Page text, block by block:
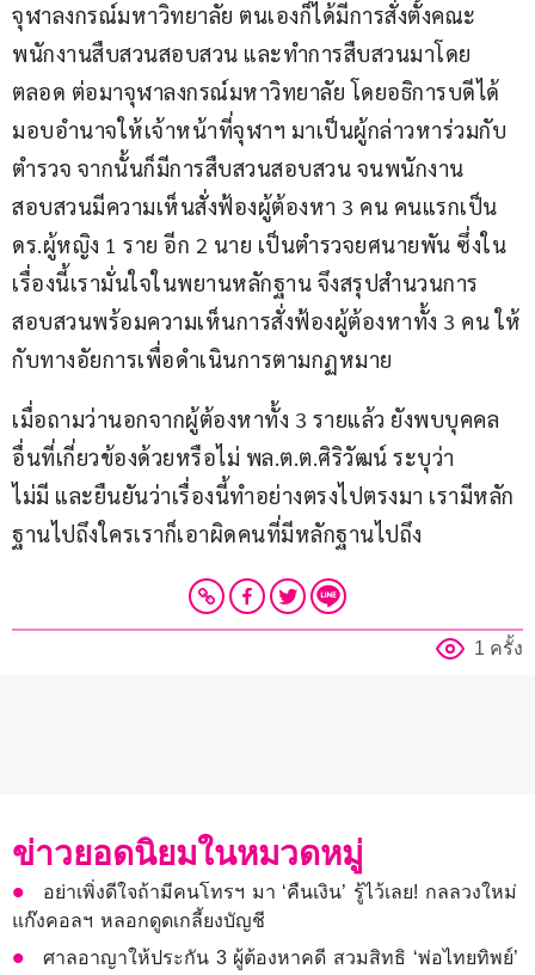
จุฬาลงกรณ์มหาวิทยาลัย ตนเองก็ได้มีการสั่งตั้งคณะ
พนักงานสืบสวนสอบสวน และทำการสืบสวนมาโดย
ตลอด ต่อมาจุฬาลงกรณ์มหาวิทยาลัย โดยอธิการบดีได้
มอบอำนาจให้เจ้าหน้าที่จุฬาฯ มาเป็นผู้กล่าวหาร่วมกับ
ตำรวจ จากนั้นก็มีการสืบสวนสอบสวน จนพนักงาน
สอบสวนมีความเห็นสั่งฟ้องผู้ต้องหา 3 คน คนแรกเป็น
ดร.ผู้หญิง 1 ราย อีก 2 นาย เป็นตำรวจยศนายพัน ซึ่งใน
เรื่องนี้เรามั่นใจในพยานหลักฐาน จึงสรุปสำนวนการ
สอบสวนพร้อมความเห็นการสั่งฟ้องผู้ต้องหาทั้ง 3 คน ให้
กับทางอัยการเพื่อดำเนินการตามกฏหมาย
เมื่อถามว่านอกจากผู้ต้องหาทั้ง 3 รายแล้ว ยังพบบุคคล
อื่นที่เกี่ยวข้องด้วยหรือไม่ พล.ต.ต.ศิริวัฒน์ ระบุว่า
ไม่มี และยืนยันว่าเรื่องนี้ทำอย่างตรงไปตรงมา เรามีหลัก
ฐานไปถึงใครเราก็เอาผิดคนที่มีหลักฐานไปถึง
1 ครั้ง
ข่าวยอดนิยมในหมวดหมู่
อย่าเพิ่งดีใจถ้ามีคนโทรฯ มา ‘คืนเงิน’ รู้ไว้เลย! กลลวงใหม่
แก๊งคอลฯ หลอกดูดเกลี้ยงบัญชี
ศาลอาญาให้ประกัน 3 ผู้ต้องหาคดี สวมสิทธิ ‘พ่อไทยทิพย์’